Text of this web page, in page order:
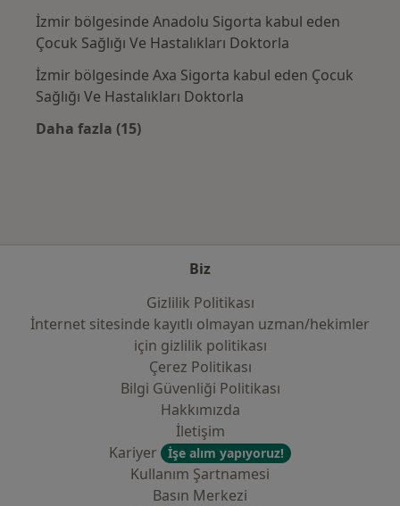
İzmir bölgesinde Anadolu Sigorta kabul eden
Çocuk Sağlığı Ve Hastalıkları Doktorla
İzmir bölgesinde Axa Sigorta kabul eden Çocuk
Sağlığı Ve Hastalıkları Doktorla
Daha fazla (15)
Biz
Gizlilik Politikası
İnternet sitesinde kayıtlı olmayan uzman/hekimler
i̇çin gizlilik politikası
Çerez Politikası
Bilgi Güvenliği Politikası
Hakkımızda
İletişim
Kariyer
İşe alım yapıyoruz!
Kullanım Şartnamesi
Basın Merkezi